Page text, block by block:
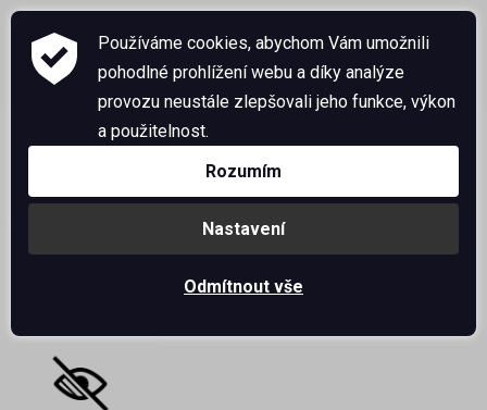
instagram bakaláři office 365
Používáme cookies, abychom Vám umožnili
pohodlné prohlížení webu a díky analýze
provozu neustále zlepšovali jeho funkce, výkon
a použitelnost.
Rozumím
Nastavení
Odmítnout vše